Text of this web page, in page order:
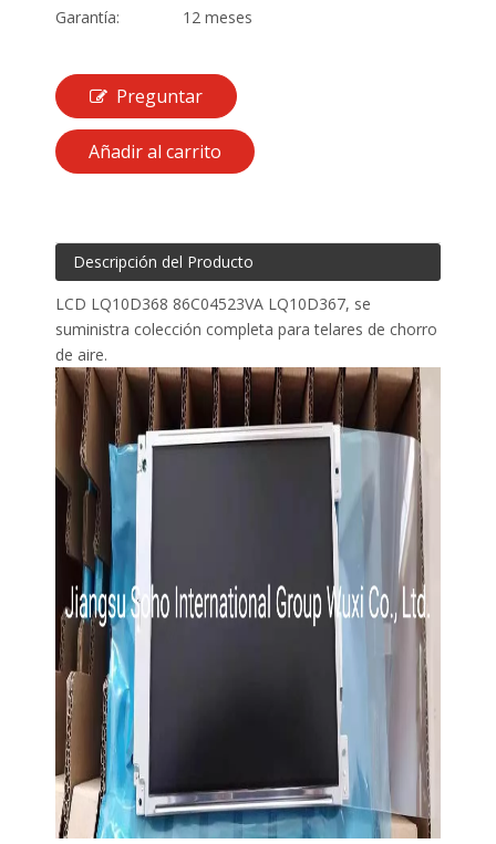
Garantía:
12 meses
Preguntar
Añadir al carrito
Descripción del Producto
LCD LQ10D368 86C04523VA LQ10D367, se
suministra colección completa para telares de chorro
de aire.